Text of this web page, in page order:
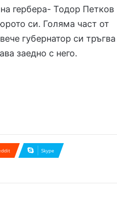
гербера- Тодор Петков
си. Голяма част от
губернатор си тръгва
заедно с него.
Skype